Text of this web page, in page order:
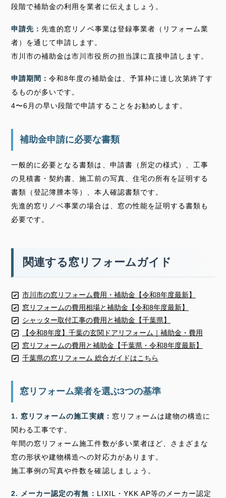
段階で補助金の利用を業者に伝えましょう。
申請先：先進的窓リノベ事業は登録事業者（リフォーム業
者）を通じて申請します。
市川市の補助金は市川市役所の担当課に直接申請します。
申請期間：令和8年度の補助金は、予算枠に達し次第終了す
るものが多いです。
4〜6月の早い段階で申請することをお勧めします。
補助金申請に必要な書類
一般的に必要となる書類は、申請書（所定の様式）、工事
の見積書・契約書、施工前の写真、住宅の所有を証明する
書類（登記簿謄本等）、本人確認書類です。
先進的窓リノベ事業の場合は、窓の性能を証明する書類も
必要です。
関連する窓リフォームガイド
市川市の窓リフォーム費用・補助金【令和8年度最新】
窓リフォームの費用相場と補助金【令和8年度最新】
シャッター取付工事の費用と補助金【千葉県】
【令和8年度】千葉の玄関ドアリフォーム｜補助金・費用
窓リフォームの費用と補助金【千葉県・令和8年度最新】
千葉県の窓リフォーム 総合ガイドはこちら
窓リフォーム業者を選ぶ3つの基準
1. 窓リフォームの施工実績： 窓リフォームは建物の構造に
関わる工事です。
年間の窓リフォーム施工件数が多い業者ほど、さまざまな
窓の形状や建物構造への対応力があります。
施工事例の写真や件数を確認しましょう。
2. メーカー認定の有無： LIXIL・YKK AP等のメーカー認定